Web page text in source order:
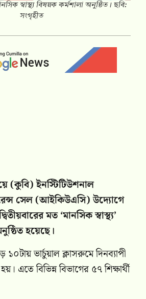
স্বাস্থ্য বিষয়ক কর্মশালা অনুষ্ঠিত। ছবি:
সংগৃহীত
(কুবি) ইনস্টিটিউশনাল
সেল (আইকিউএসি) উদ্যোগে
মত ‘মানসিক স্বাস্থ্য’
হয়েছে।
ভার্চুয়াল ক্লাসরুমে দিনব্যাপী
এতে বিভিন্ন বিভাগের ৫৭ শিক্ষার্থী